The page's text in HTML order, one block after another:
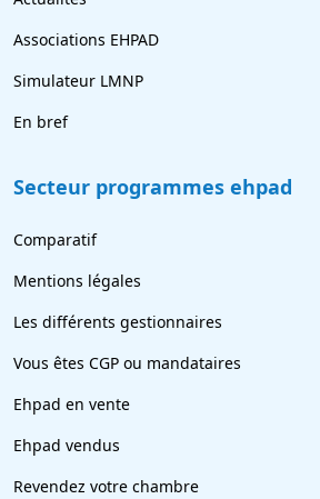
Associations EHPAD
Simulateur LMNP
En bref
Secteur programmes ehpad
Comparatif
Mentions légales
Les différents gestionnaires
Vous êtes CGP ou mandataires
Ehpad en vente
Ehpad vendus
Revendez votre chambre